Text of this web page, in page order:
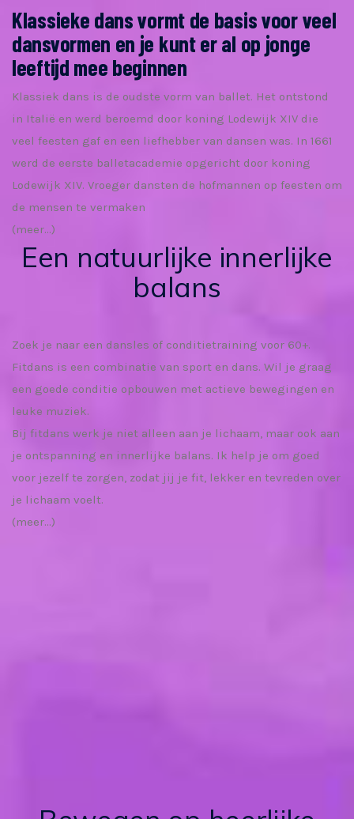
Klassieke dans vormt de basis voor veel
dansvormen en je kunt er al op jonge
leeftijd mee beginnen
Klassiek dans is de oudste vorm van ballet. Het ontstond
in Italië en werd beroemd door koning Lodewijk XIV die
veel feesten gaf en een liefhebber van dansen was. In 1661
werd de eerste balletacademie opgericht door koning
Lodewijk XIV. Vroeger dansten de hofmannen op feesten om
de mensen te vermaken
(meer…)
Een natuurlijke innerlijke
balans
Zoek je naar een dansles of conditietraining voor 60+.
Fitdans is een combinatie van sport en dans. Wil je graag
een goede conditie opbouwen met actieve bewegingen en
leuke muziek.
Bij fitdans werk je niet alleen aan je lichaam, maar ook aan
je ontspanning en innerlijke balans. Ik help je om goed
voor jezelf te zorgen, zodat jij je fit, lekker en tevreden over
je lichaam voelt.
(meer…)